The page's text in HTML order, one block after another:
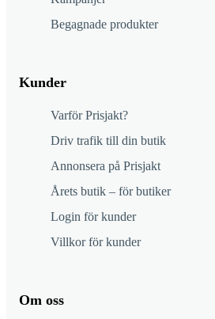
Begagnade produkter
Kunder
Varför Prisjakt?
Driv trafik till din butik
Annonsera på Prisjakt
Årets butik – för butiker
Login för kunder
Villkor för kunder
Om oss